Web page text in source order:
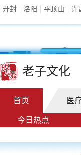
开封 洛阳 平顶山 许
老子文化
首页 医
今日热点